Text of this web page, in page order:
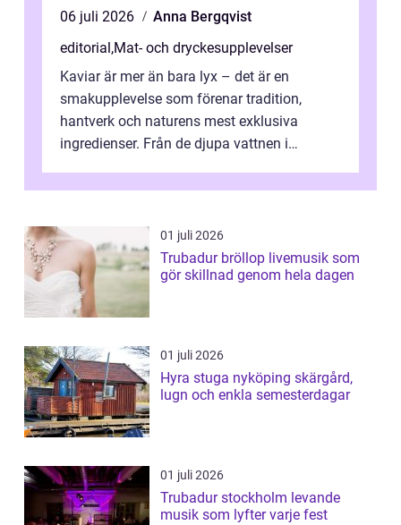
06 juli 2026
Anna Bergqvist
editorial,Mat- och dryckesupplevelser
Kaviar är mer än bara lyx – det är en
smakupplevelse som förenar tradition,
hantverk och naturens mest exklusiva
ingredienser. Från de djupa vattnen i
01 juli 2026
Trubadur bröllop livemusik som
gör skillnad genom hela dagen
01 juli 2026
Hyra stuga nyköping skärgård,
lugn och enkla semesterdagar
01 juli 2026
Trubadur stockholm levande
musik som lyfter varje fest